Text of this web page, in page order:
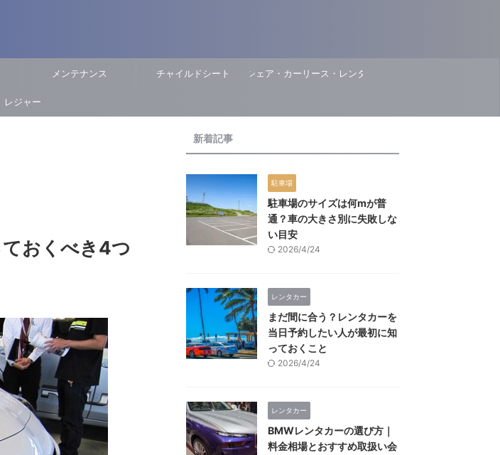
メンテナンス チャイルドシート カーシェア・カーリース・レンタカー
レジャー
おくべき4つ
新着記事
駐車場
駐車場のサイズは何mが普
通？車の大きさ別に失敗しな
い目安
2026/4/24
レンタカー
まだ間に合う？レンタカーを
当日予約したい人が最初に知
っておくこと
2026/4/24
レンタカー
BMWレンタカーの選び方｜
料金相場とおすすめ取扱い会